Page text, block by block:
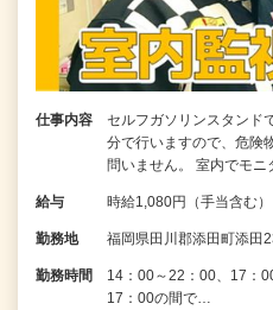
仕事内容
セルフガソリンスタンド
分で行いますので、危険
問いません。 室内でモ
給与 時給1,080円（手当含む）
勤務地 福岡県田川郡添田町添田
勤務時間
14：00～22：00、17：
17：00の間で…